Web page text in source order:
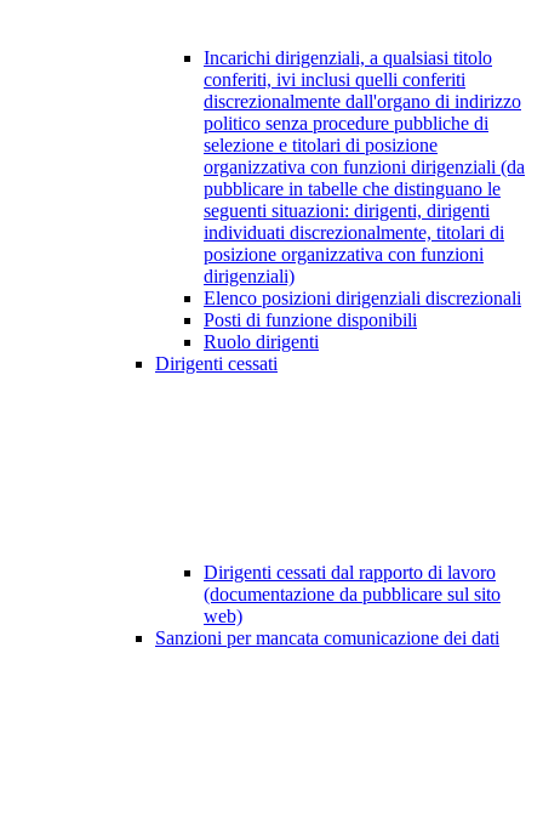
Incarichi dirigenziali, a qualsiasi titolo
conferiti, ivi inclusi quelli conferiti
discrezionalmente dall'organo di indirizzo
politico senza procedure pubbliche di
selezione e titolari di posizione
organizzativa con funzioni dirigenziali (da
pubblicare in tabelle che distinguano le
seguenti situazioni: dirigenti, dirigenti
individuati discrezionalmente, titolari di
posizione organizzativa con funzioni
dirigenziali)
Elenco posizioni dirigenziali discrezionali
Posti di funzione disponibili
Ruolo dirigenti
Dirigenti cessati
Dirigenti cessati dal rapporto di lavoro
(documentazione da pubblicare sul sito
web)
Sanzioni per mancata comunicazione dei dati